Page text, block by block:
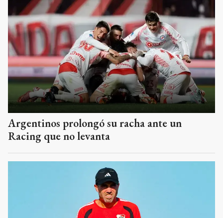
Argentinos prolongó su racha ante un
Racing que no levanta